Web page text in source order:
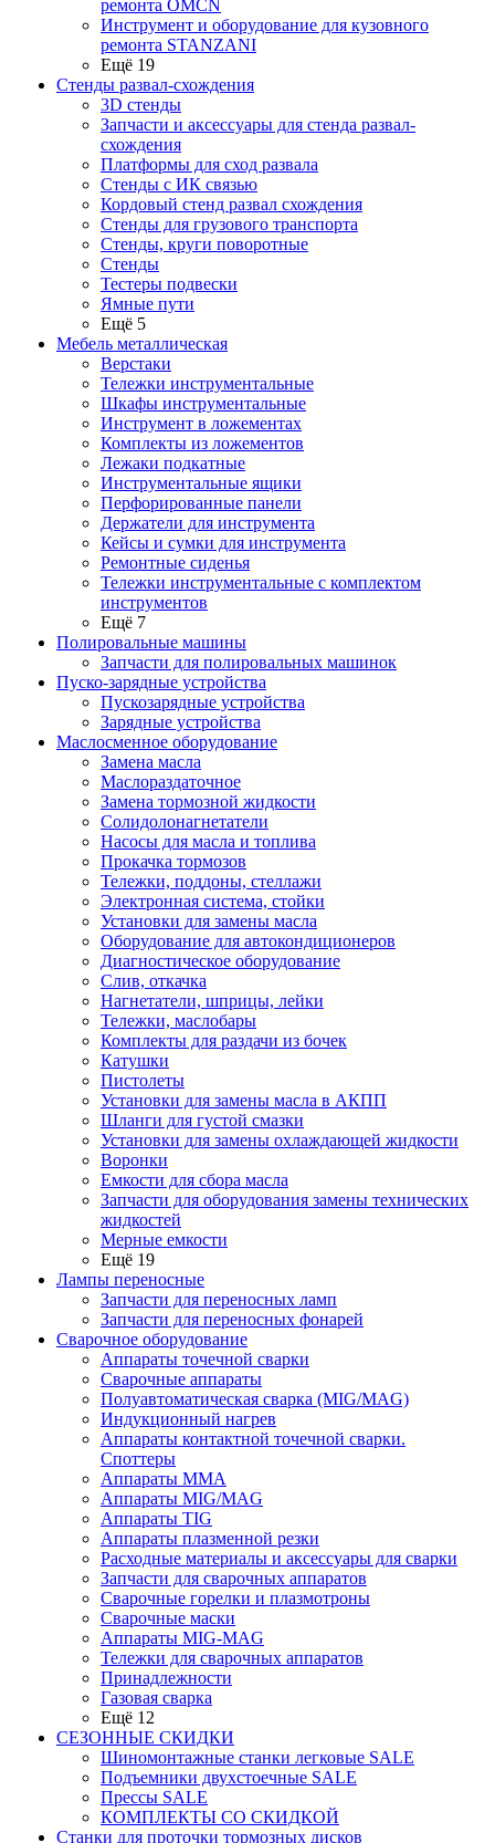
ремонта OMCN
Инструмент и оборудование для кузовного
ремонта STANZANI
Ещё 19
Стенды развал-схождения
3D стенды
Запчасти и аксессуары для стенда развал-
схождения
Платформы для сход развала
Стенды с ИК связью
Кордовый стенд развал схождения
Стенды для грузового транспорта
Стенды, круги поворотные
Стенды
Тестеры подвески
Ямные пути
Ещё 5
Мебель металлическая
Верстаки
Тележки инструментальные
Шкафы инструментальные
Инструмент в ложементах
Комплекты из ложементов
Лежаки подкатные
Инструментальные ящики
Перфорированные панели
Держатели для инструмента
Кейсы и сумки для инструмента
Ремонтные сиденья
Тележки инструментальные с комплектом
инструментов
Ещё 7
Полировальные машины
Запчасти для полировальных машинок
Пуско-зарядные устройства
Пускозарядные устройства
Зарядные устройства
Маслосменное оборудование
Замена масла
Маслораздаточное
Замена тормозной жидкости
Солидолонагнетатели
Насосы для масла и топлива
Прокачка тормозов
Тележки, поддоны, стеллажи
Электронная система, стойки
Установки для замены масла
Оборудование для автокондиционеров
Диагностическое оборудование
Слив, откачка
Нагнетатели, шприцы, лейки
Тележки, маслобары
Комплекты для раздачи из бочек
Катушки
Пистолеты
Установки для замены масла в АКПП
Шланги для густой смазки
Установки для замены охлаждающей жидкости
Воронки
Емкости для сбора масла
Запчасти для оборудования замены технических
жидкостей
Мерные емкости
Ещё 19
Лампы переносные
Запчасти для переносных ламп
Запчасти для переносных фонарей
Сварочное оборудование
Аппараты точечной сварки
Сварочные аппараты
Полуавтоматическая сварка (MIG/MAG)
Индукционный нагрев
Аппараты контактной точечной сварки.
Споттеры
Аппараты MMA
Аппараты MIG/MAG
Аппараты TIG
Аппараты плазменной резки
Расходные материалы и аксессуары для сварки
Запчасти для сварочных аппаратов
Сварочные горелки и плазмотроны
Сварочные маски
Аппараты MIG-MAG
Тележки для сварочных аппаратов
Принадлежности
Газовая сварка
Ещё 12
СЕЗОННЫЕ СКИДКИ
Шиномонтажные станки легковые SALE
Подъемники двухстоечные SALE
Прессы SALE
КОМПЛЕКТЫ СО СКИДКОЙ
Станки для проточки тормозных дисков